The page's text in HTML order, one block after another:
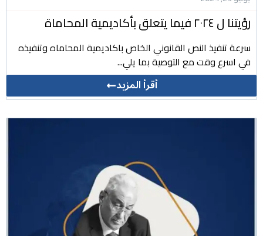
رؤيتنا ل ٢٠٢٤ فيما يتعلق بأكاديمية المحاماة
سرعة تنفيذ النص القانوني الخاص باكاديمية المحاماه وتنفيذه
في اسرع وقت مع التوصية بما يلي...
أقرأ المزيد